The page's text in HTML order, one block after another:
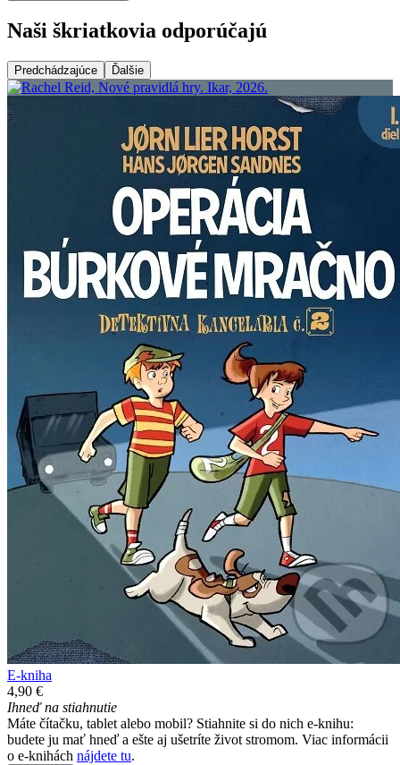
Naši škriatkovia odporúčajú
Predchádzajúce Ďalšie
E-kniha
4,90 €
Ihneď na stiahnutie
Máte čítačku, tablet alebo mobil? Stiahnite si do nich e-knihu:
budete ju mať hneď a ešte aj ušetríte život stromom. Viac informácii
o e-knihách nájdete tu.